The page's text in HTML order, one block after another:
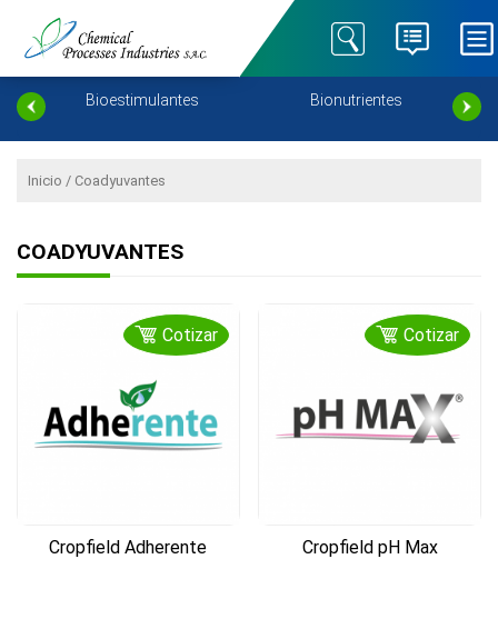
Industries SAC – Cropfield
Agrícola.
Bioestimulantes Bionutrientes
Inicio / Coadyuvantes
COADYUVANTES
Cropfield Adherente
Cotizar
Cropfield pH Max
Cotizar